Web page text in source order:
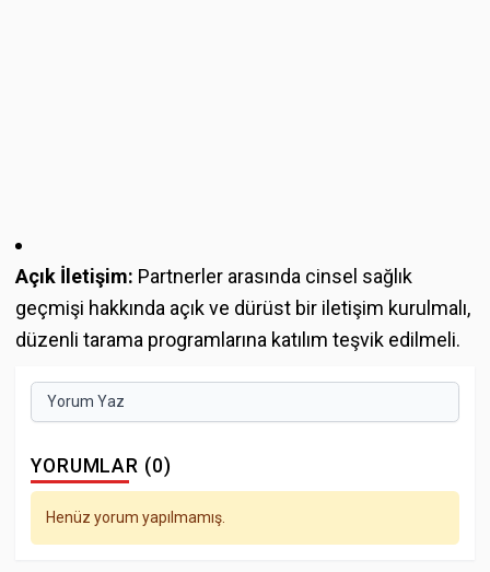
Açık İletişim: Partnerler arasında cinsel sağlık
geçmişi hakkında açık ve dürüst bir iletişim kurulmalı,
düzenli tarama programlarına katılım teşvik edilmeli.
Yorum Yaz
YORUMLAR (0)
Henüz yorum yapılmamış.